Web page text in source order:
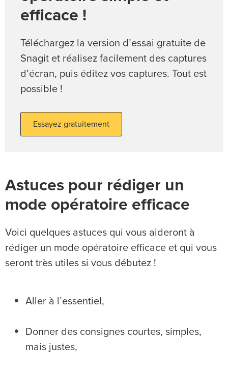
efficace !
Téléchargez la version d’essai gratuite de
Snagit et réalisez facilement des captures
d’écran, puis éditez vos captures. Tout est
possible !
Essayez gratuitement
Astuces pour rédiger un
mode opératoire efficace
Voici quelques astuces qui vous aideront à
rédiger un mode opératoire efficace et qui vous
seront très utiles si vous débutez !
Aller à l’essentiel,
Donner des consignes courtes, simples,
mais justes,